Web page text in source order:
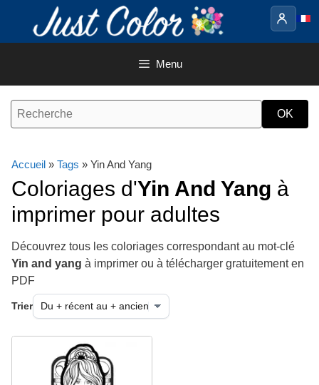
contenu
Menu
Accueil » Tags » Yin And Yang
Coloriages d'Yin And Yang à
imprimer pour adultes
Découvrez tous les coloriages correspondant au mot-clé
Yin and yang à imprimer ou à télécharger gratuitement en
PDF
Trier